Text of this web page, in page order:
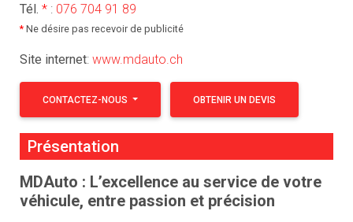
Tél. *: 076 704 91 89
*Ne désire pas recevoir de publicité
Site internet: www.mdauto.ch
CONTACTEZ-NOUS OBTENIR UN DEVIS
Présentation
MDAuto : L’excellence au service de votre
véhicule, entre passion et précision